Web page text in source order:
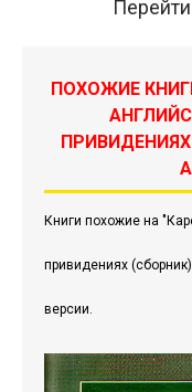
ПОХОЖИЕ
Книги похожие на
привидениях
версии.